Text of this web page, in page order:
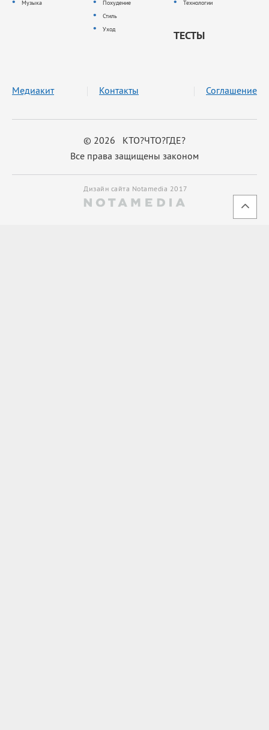
Музыка
Похудение
Стиль
Уход
Технологии
ТЕСТЫ
© 2026 КТО?ЧТО?ГДЕ?
Все права защищены законом
Медиакит Контакты Соглашение
Дизайн сайта Notamedia 2017